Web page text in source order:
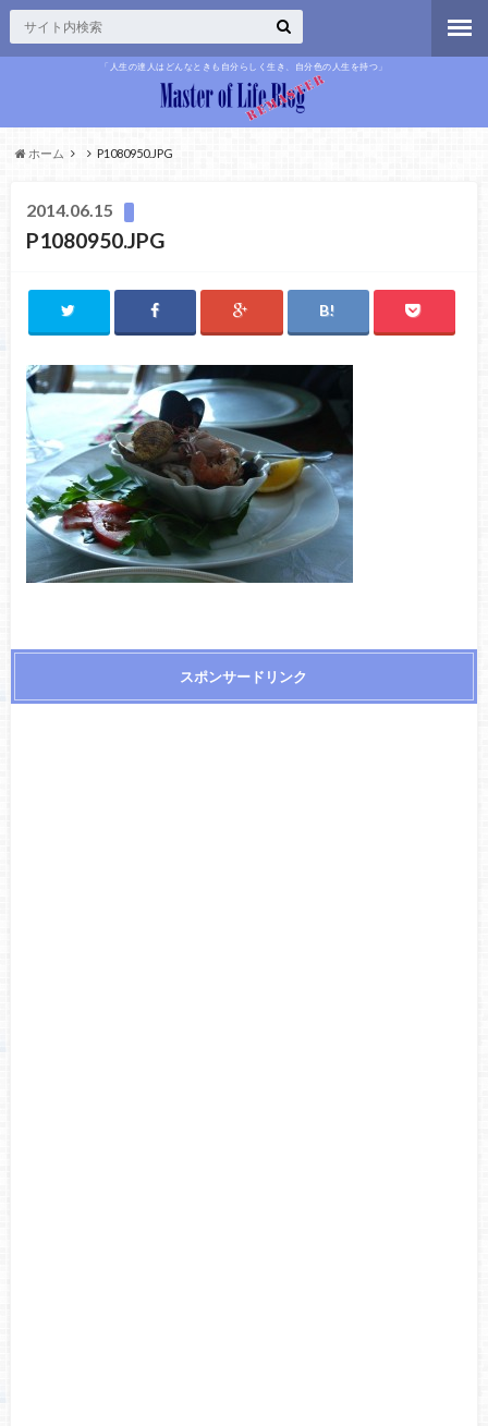
「人生の達人はどんなときも自分らしく生き、自分色の人生を持つ」
ホーム P1080950.JPG
2014.06.15
P1080950.JPG
スポンサードリンク